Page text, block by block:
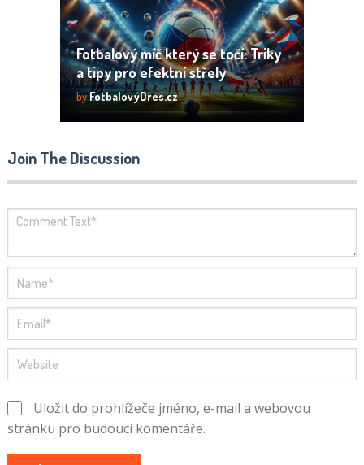
Fotbalový míč který se točí: Triky
a tipy pro efektní střely
byFotbalovýDres.cz
Join The Discussion
Uložit do prohlížeče jméno, e-mail a webovou
stránku pro budoucí komentáře.